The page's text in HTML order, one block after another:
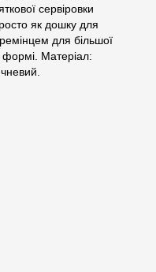
сервіровки
як дошку для
для більшої
формі. Матеріал: